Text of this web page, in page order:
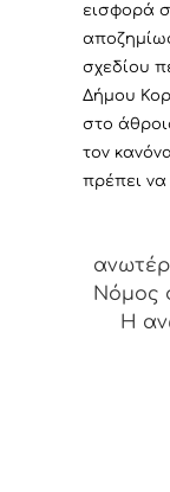
εισφορά
σχεδίου
Δήμου
στο
τον
πρέπει να
Νόμος
Η